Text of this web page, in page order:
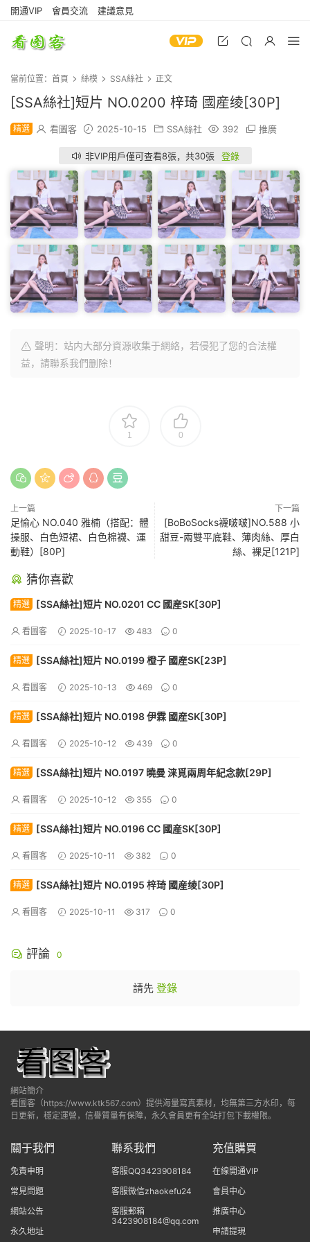
開通VIP 會員交流 建議意見
當前位置： 首頁 絲模 SSA絲社 正文
[SSA絲社]短片 NO.0200 梓琦 國産绫[30P]
精選 看圖客 2025-10-15 SSA絲社 392 推廣
非VIP用戶僅可查看8張，共30張 登錄
聲明：站内大部分資源收集于網絡，若侵犯了您的合法權
益，請聯系我們删除！
1 0
上一篇
足愉心 NO.040 雅楠（搭配：體
操服、白色短裙、白色棉襪、運
動鞋）[80P]
下一篇
[BoBoSocks襪啵啵]NO.588 小
甜豆-兩雙平底鞋、薄肉絲、厚白
絲、裸足[121P]
猜你喜歡
精選 [SSA絲社]短片 NO.0201 CC 國産SK[30P]
看圖客 2025-10-17 483 0
精選 [SSA絲社]短片 NO.0199 橙子 國産SK[23P]
看圖客 2025-10-13 469 0
精選 [SSA絲社]短片 NO.0198 伊霖 國産SK[30P]
看圖客 2025-10-12 439 0
精選 [SSA絲社]短片 NO.0197 曉曼 涞覓兩周年紀念款[29P]
看圖客 2025-10-12 355 0
精選 [SSA絲社]短片 NO.0196 CC 國産SK[30P]
看圖客 2025-10-11 382 0
精選 [SSA絲社]短片 NO.0195 梓琦 國産绫[30P]
看圖客 2025-10-11 317 0
評論 0
請先 登錄
網站簡介
看圖客（https://www.ktk567.com）提供海量寫真素材，均無第三方水印，每
日更新，穩定運營，信譽質量有保障，永久會員更有全站打包下載權限。
關于我們
免責申明
常見問題
網站公告
永久地址
聯系我們
客服QQ3423908184
客服微信zhaokefu24
客服郵箱
3423908184@qq.com
充值購買
在線開通VIP
會員中心
推廣中心
申請提現